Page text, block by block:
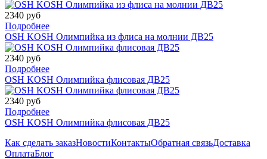
2340 руб
Подробнее
OSH KOSH Олимпийка из флиса на молнии ДВ25
2340 руб
Подробнее
OSH KOSH Олимпийка флисовая ДВ25
2340 руб
Подробнее
OSH KOSH Олимпийка флисовая ДВ25
Как сделать заказНовостиКонтактыОбратная связьДоставка
ОплатаБлог